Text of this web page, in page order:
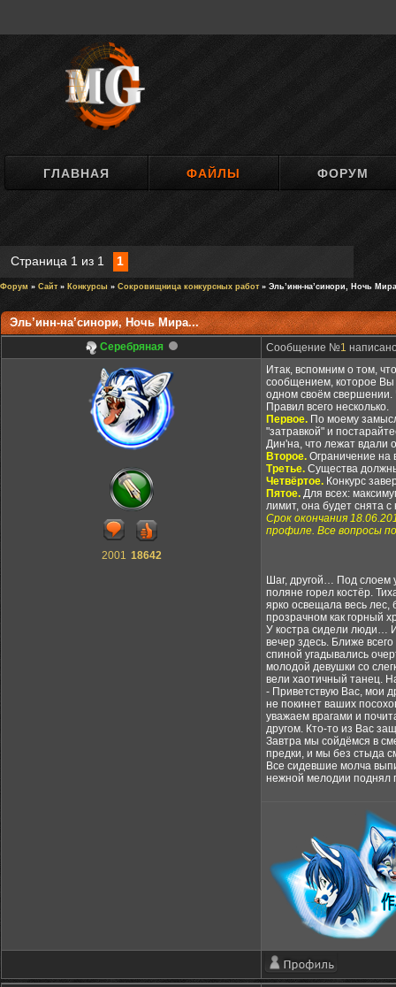
ГЛАВНАЯ ФАЙЛЫ ФОРУМ
Страница 1 из 1 1
Форум » Сайт» Конкурсы » Сокровищница конкурсных работ» Эль’инн-на’синори, Ночь
Эль’инн-на’синори, Ночь Мира...
Серебряная Сообщение №1
2001 18642
Итак, вспомним о том,
сообщением, которое Вы
одном своём свершении.
Правил всего несколько.
Первое. По моему
"затравкой" и
Дин'на, что лежат вдали
Второе. Ограничение на
Третье. Существа
Четвёртое. Конкурс
Пятое. Для всех:
лимит, она будет снята с
Срок окончания
профиле. Все вопросы
Шаг, другой… Под слоем
поляне горел костёр.
ярко освещала весь лес,
прозрачном как горный
У костра сидели люди…
вечер здесь. Ближе
спиной угадывались
молодой девушки со
вели хаотичный танец.
- Приветствую Вас, мои
не покинет ваших
уважаем врагами и
другом. Кто-то из Вас
Завтра мы сойдёмся в
предки, и мы без стыда
Все сидевшие молча
нежной мелодии поднял